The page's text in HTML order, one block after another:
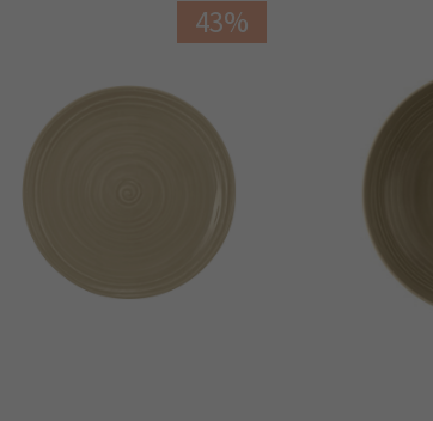
43%